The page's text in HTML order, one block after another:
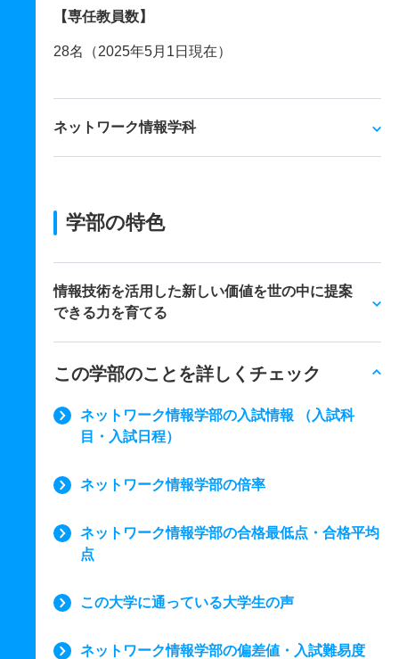
【専任教員数】
28名（2025年5月1日現在）
ネットワーク情報学科
学部の特色
情報技術を活用した新しい価値を世の中に提案
できる力を育てる
この学部のことを詳しくチェック
ネットワーク情報学部の入試情報 （入試科
目・入試日程）
ネットワーク情報学部の倍率
ネットワーク情報学部の合格最低点・合格平均
点
この大学に通っている大学生の声
ネットワーク情報学部の偏差値・入試難易度